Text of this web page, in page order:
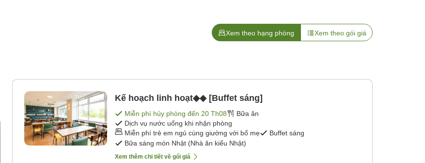
Xem theo hạng phòng Xem theo gói giá
Kế hoạch linh hoạt◆◆ [Buffet sáng]
Miễn phí hủy phòng đến 20 Th08
Bữa ăn
Dịch vụ nước uống khi nhận phòng
Miễn phí trẻ em ngủ cùng giường với bố mẹ
Buffet sáng
Bữa sáng món Nhật (Nhà ăn kiểu Nhật)
Xem thêm chi tiết về gói giá